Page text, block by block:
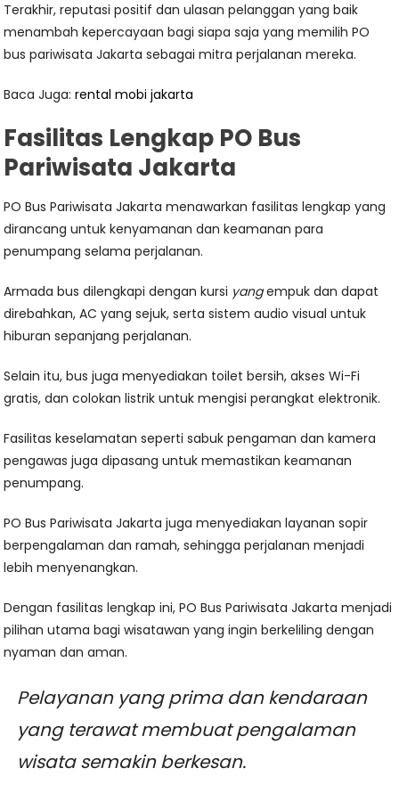
Terakhir, reputasi positif dan ulasan pelanggan yang baik
menambah kepercayaan bagi siapa saja yang memilih PO
bus pariwisata Jakarta sebagai mitra perjalanan mereka.
Baca Juga:rental mobi jakarta
Fasilitas Lengkap PO Bus
Pariwisata Jakarta
PO Bus Pariwisata Jakarta menawarkan fasilitas lengkap yang
dirancang untuk kenyamanan dan keamanan para
penumpang selama perjalanan.
Armada bus dilengkapi dengan kursi yangempuk dan dapat
direbahkan, AC yang sejuk, serta sistem audio visual untuk
hiburan sepanjang perjalanan.
Selain itu, bus juga menyediakan toilet bersih, akses Wi-Fi
gratis, dan colokan listrik untuk mengisi perangkat elektronik.
Fasilitas keselamatan seperti sabuk pengaman dan kamera
pengawas juga dipasang untuk memastikan keamanan
penumpang.
PO Bus Pariwisata Jakarta juga menyediakan layanan sopir
berpengalaman dan ramah, sehingga perjalanan menjadi
lebih menyenangkan.
Dengan fasilitas lengkap ini, PO Bus Pariwisata Jakarta menjadi
pilihan utama bagi wisatawan yang ingin berkeliling dengan
nyaman dan aman.
Pelayanan yang prima dan kendaraan
yang terawat membuat pengalaman
wisata semakin berkesan.